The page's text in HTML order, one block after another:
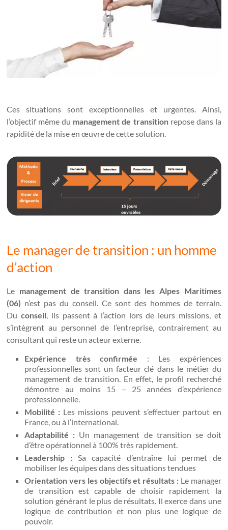
Ces situations sont exceptionnelles et urgentes. Ainsi,
l’objectif même du management de transitionrepose dans la
rapidité de la mise en œuvre de cette solution.
Le manager de transition : un homme
d’action
Le management de transition dans les Alpes Maritimes
(06) n’est pas du conseil. Ce sont des hommes de terrain.
Duconseil, ils passent à l’action lors de leurs missions, et
s’intègrent au personnel de l’entreprise, contrairement au
consultant qui reste un acteur externe.
Expérience très confirmée : Les expériences
professionnelles sont un facteur clé dans le métier du
management de transition. En effet, le profil recherché
démontre au moins 15 – 25 années d’expérience
professionnelle.
Mobilité : Les missions peuvent s’effectuer partout en
France, ou à l’international.
Adaptabilité : Un management de transition se doit
d’être opérationnel à 100% très rapidement.
Leadership :Sa capacité d’entraîne lui permet de
mobiliser les équipes dans des situations tendues
Orientation vers les objectifs et résultats : Le manager
de transition est capable de choisir rapidement la
solution générant le plus de résultats. Il exerce dans une
logique de contribution et non plus une logique de
pouvoir.